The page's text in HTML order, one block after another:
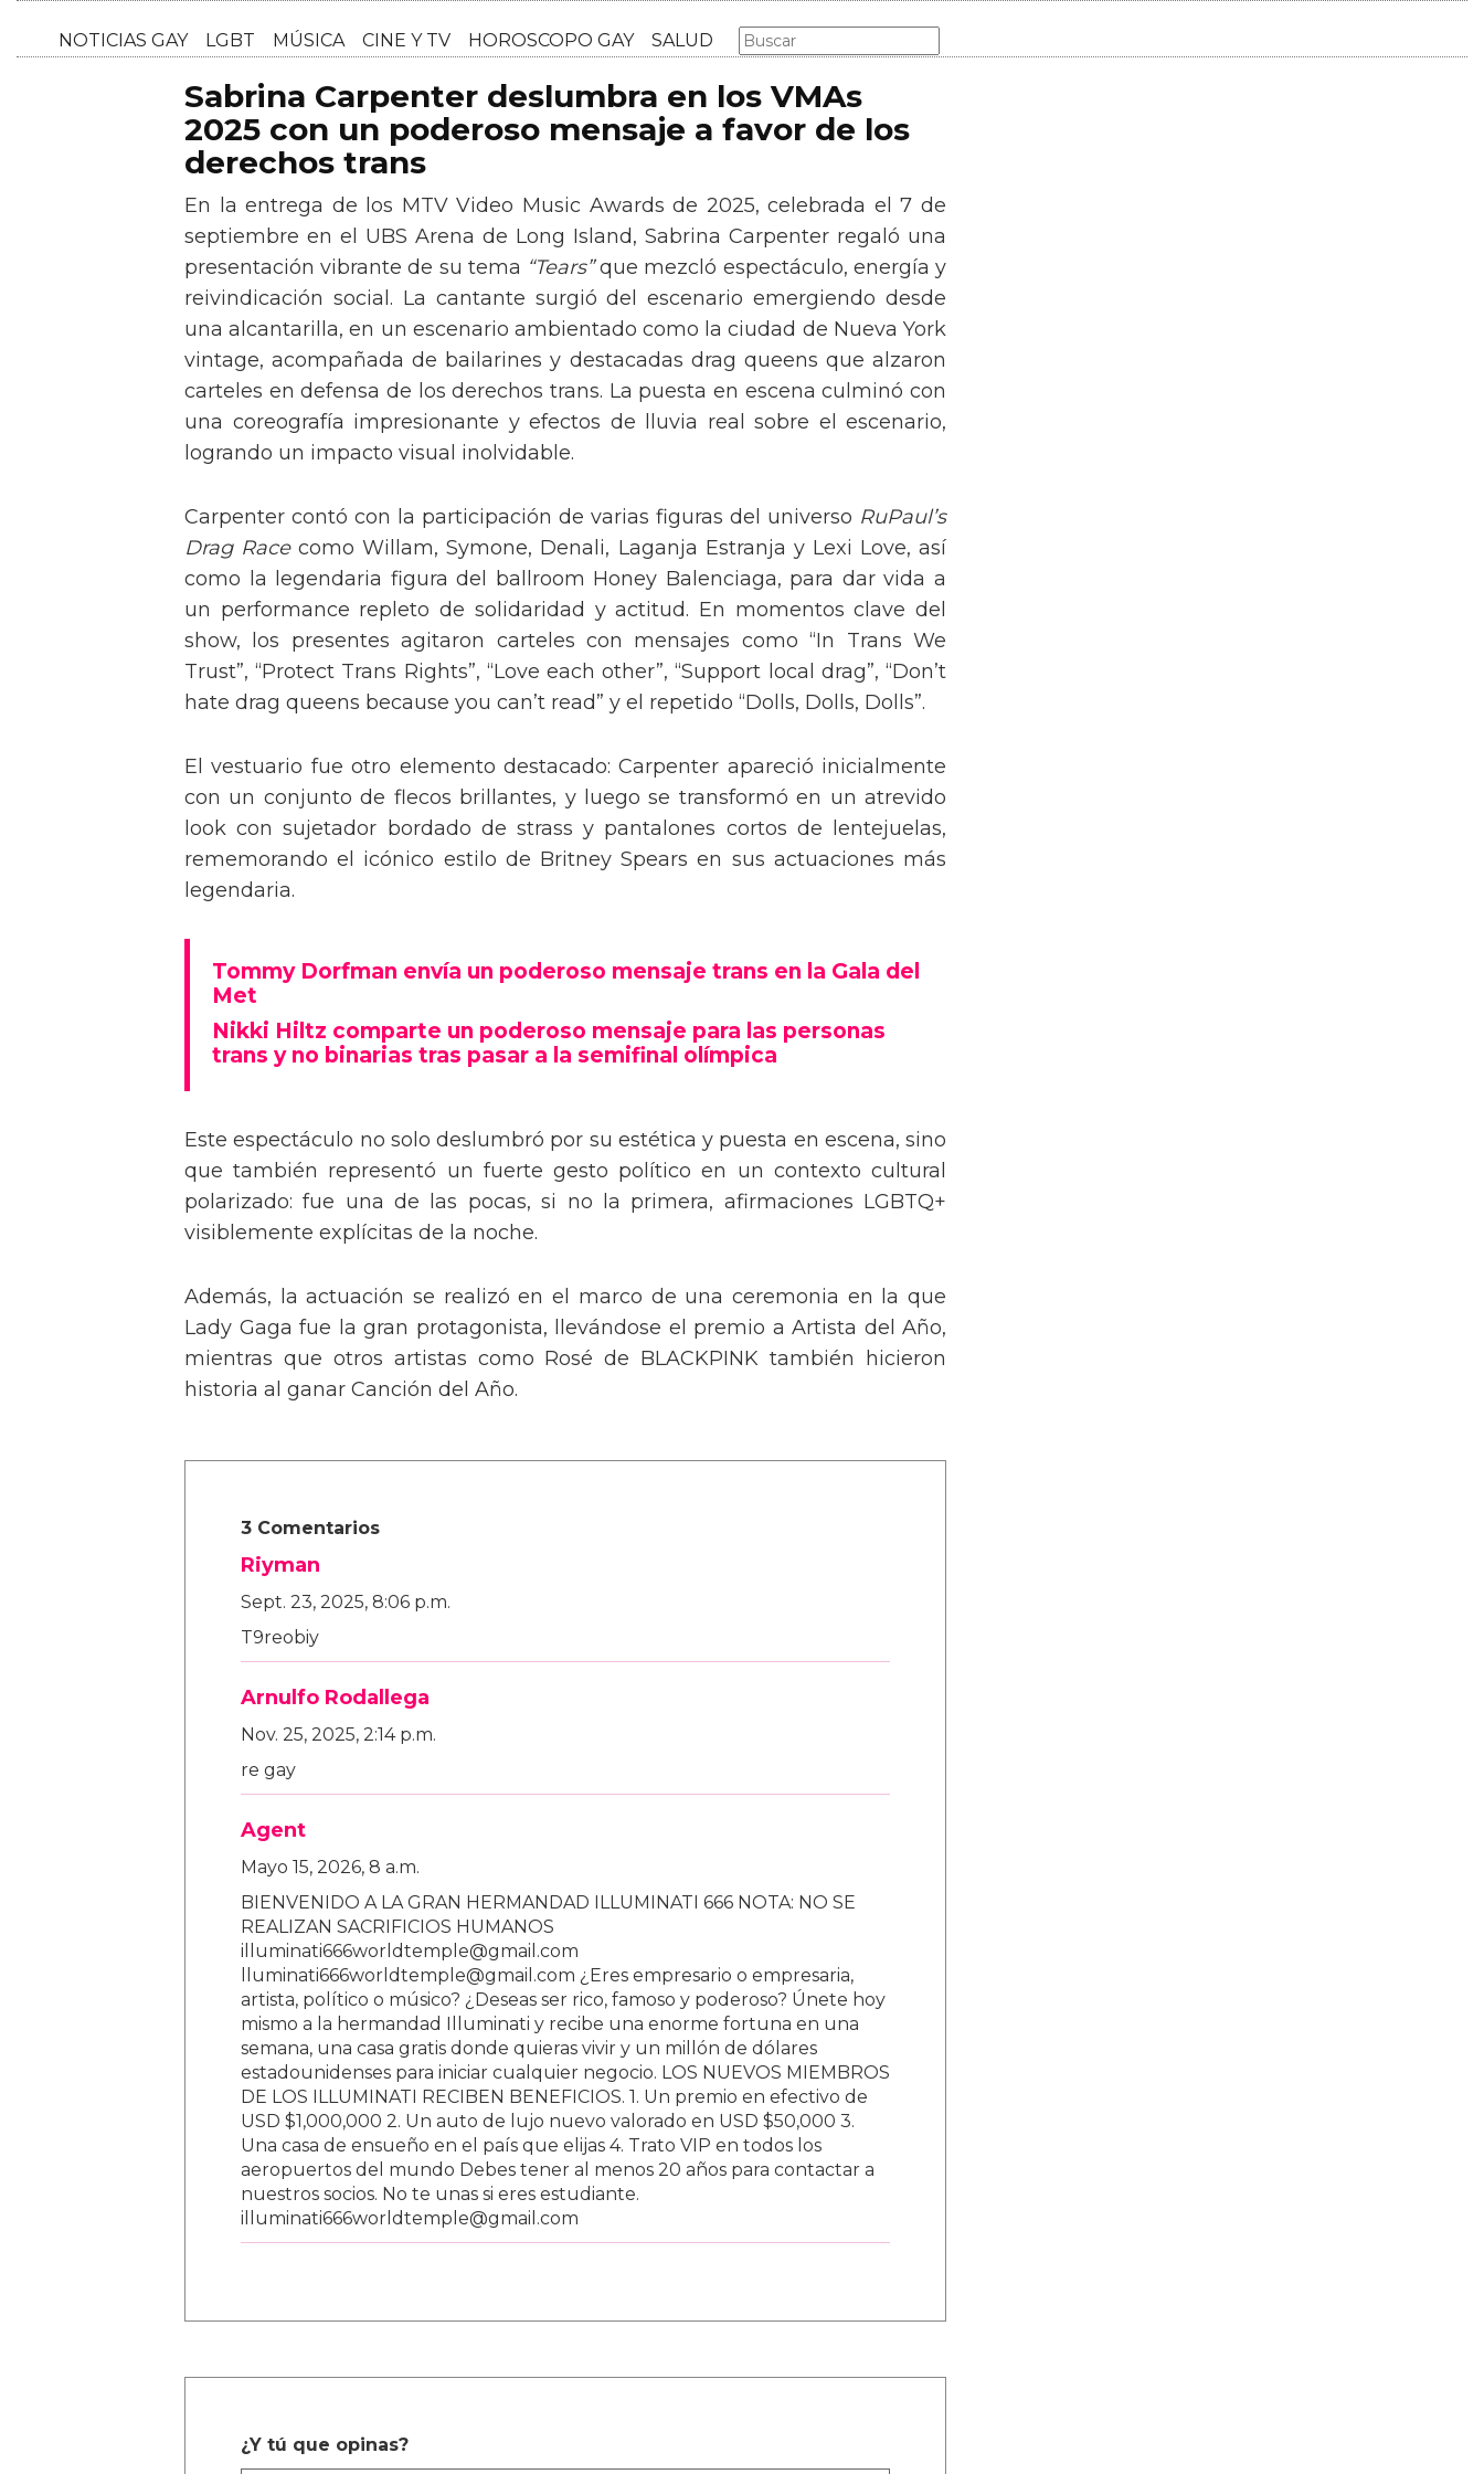
NOTICIAS GAY LGBT MÚSICA CINE Y TV
Sabrina Carpenter deslumbra en los VMAs
2025 con un poderoso mensaje a favor de los
derechos trans
En la entrega de los MTV Video Music Awards de 2025, celebrada el 7 de
septiembre en el UBS Arena de Long Island, Sabrina Carpenter regaló una
presentación vibrante de su tema “Tears”que mezcló espectáculo, energía y
reivindicación social. La cantante surgió del escenario emergiendo desde
una alcantarilla, en un escenario ambientado como la ciudad de Nueva York
vintage, acompañada de bailarines y destacadas drag queens que alzaron
carteles en defensa de los derechos trans. La puesta en escena culminó con
una coreografía impresionante y efectos de lluvia real sobre el escenario,
Carpenter contó con la participación de varias figuras del universo RuPaul’s
Drag Racecomo Willam, Symone, Denali, Laganja Estranja y Lexi Love, así
como la legendaria figura del ballroom Honey Balenciaga, para dar vida a
un performance repleto de solidaridad y actitud. En momentos clave del
show, los presentes agitaron carteles con mensajes como “In Trans We
Trust”, “Protect Trans Rights”, “Love each other”, “Support local drag”, “Don’t
El vestuario fue otro elemento destacado: Carpenter apareció inicialmente
con un conjunto de flecos brillantes, y luego se transformó en un atrevido
look con sujetador bordado de strass y pantalones cortos de lentejuelas,
rememorando el icónico estilo de Britney Spears en sus actuaciones más
Tommy Dorfman envía un poderoso mensaje trans en la Gala del
Met
Nikki Hiltz comparte un poderoso mensaje para las personas
Este espectáculo no solo deslumbró por su estética y puesta en escena, sino
que también representó un fuerte gesto político en un contexto cultural
polarizado: fue una de las pocas, si no la primera, afirmaciones LGBTQ+
Además, la actuación se realizó en el marco de una ceremonia en la que
Lady Gaga fue la gran protagonista, llevándose el premio a Artista del Año,
mientras que otros artistas como Rosé de BLACKPINK también hicieron
3 Comentarios
Riyman
Sept. 23, 2025, 8:06 p.m.
T9reobiy
Arnulfo Rodallega
Nov. 25, 2025, 2:14 p.m.
re gay
Agent
Mayo 15, 2026, 8 a.m.
BIENVENIDO A LA GRAN HERMANDAD ILLUMINATI 666 NOTA: NO SE
REALIZAN SACRIFICIOS HUMANOS
illuminati666worldtemple@gmail.com
lluminati666worldtemple@gmail.com ¿Eres empresario o empresaria,
artista, político o músico? ¿Deseas ser rico, famoso y poderoso? Únete hoy
mismo a la hermandad Illuminati y recibe una enorme fortuna en una
semana, una casa gratis donde quieras vivir y un millón de dólares
estadounidenses para iniciar cualquier negocio. LOS NUEVOS MIEMBROS
DE LOS ILLUMINATI RECIBEN BENEFICIOS. 1. Un premio en efectivo de
USD $1,000,000 2. Un auto de lujo nuevo valorado en USD $50,000 3.
Una casa de ensueño en el país que elijas 4. Trato VIP en todos los
aeropuertos del mundo Debes tener al menos 20 años para contactar a
nuestros socios. No te unas si eres estudiante.
illuminati666worldtemple@gmail.com